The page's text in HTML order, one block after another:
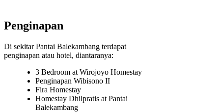
Penginapan
Di sekitar Pantai Balekambang terdapat
penginapan atau hotel, diantaranya:
3 Bedroom at Wirojoyo Homestay
Penginapan Wibisono II
Fira Homestay
Homestay Dhilpratis at Pantai
Balekambang